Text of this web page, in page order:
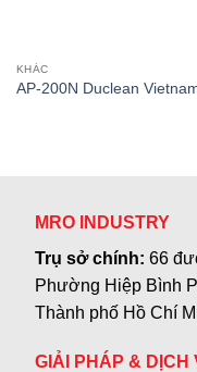
KHÁC
AP-200N Duclean
MRO INDUSTRY
Trụ sở chính:66
Phường Hiệp Bình
Thành phố Hồ Chí
GIẢI PHÁP & DỊCH